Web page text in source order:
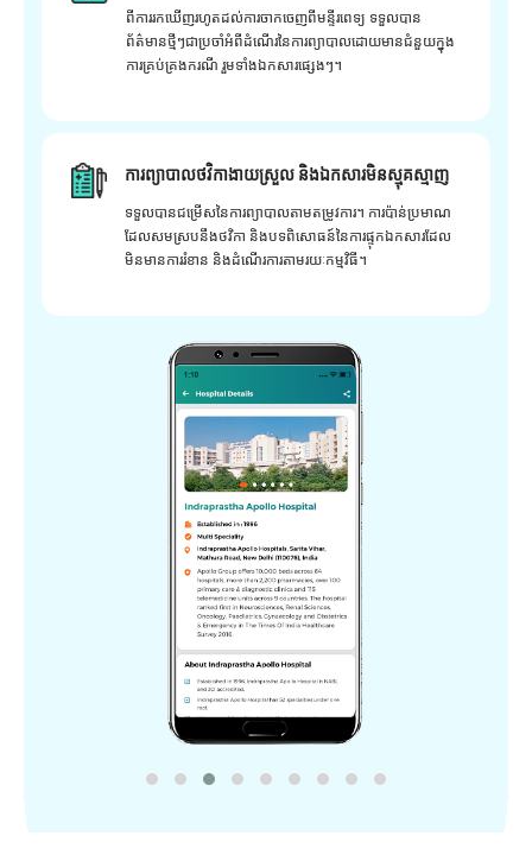
ពីការរកឃើញរហូតដល់ការចាកចេញពីមន្ទីរពេទ្យ ទទួលបាន
ព័ត៌មានថ្មីៗជាប្រចាំអំពីដំណើរនៃការព្យាបាលដោយមានជំនួយក្នុង
ការគ្រប់គ្រងករណី រួមទាំងឯកសារផ្សេងៗ។
ការព្យាបាលថវិកាងាយស្រួល និងឯកសារមិនស្មុគស្មាញ
ទទួលបានជម្រើសនៃការព្យាបាលតាមតម្រូវការ។ ការប៉ាន់ប្រមាណ
ដែលសមស្របនឹងថវិកា និងបទពិសោធន៍នៃការផ្ទុកឯកសារដែល
មិនមានការរំខាន និងដំណើរការតាមរយៈកម្មវិធី។